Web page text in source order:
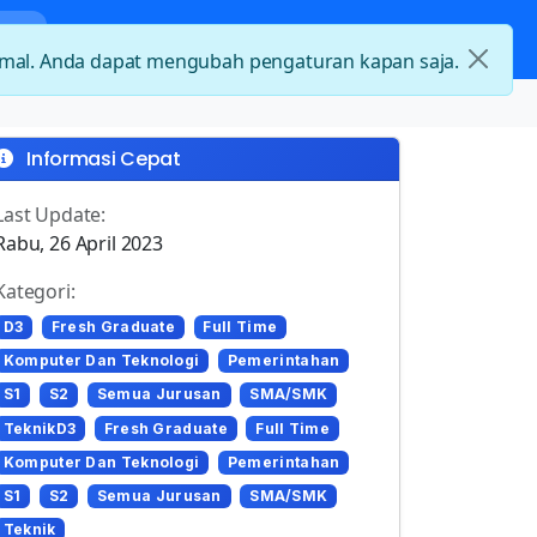
Informasi Cepat
Update:
26 April 2023
D3 Fresh Graduate
Full Time
Komputer Dan Teknologi
Pemerintahan
S1
S2 Semua Jurusan
SMA/SMK
TeknikD3
Fresh Graduate
Full Time
Komputer Dan Teknologi
Pemerintahan
S1
S2 Semua Jurusan
SMA/SMK
Teknik
Anda dapat mengubah pengaturan kapan saja.